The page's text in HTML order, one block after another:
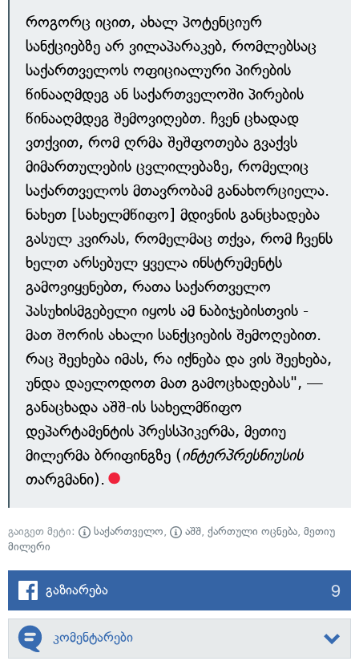
როგორც იცით, ახალ პოტენციურ
სანქციებზე არ ვილაპარაკებ, რომლებსაც
საქართველოს ოფიციალური პირების
წინააღმდეგ ან საქართველოში პირების
წინააღმდეგ შემოვიღებთ. ჩვენ ცხადად
ვთქვით, რომ ღრმა შეშფოთება გვაქვს
მიმართულების ცვლილებაზე, რომელიც
საქართველოს მთავრობამ განახორციელა.
ნახეთ [სახელმწიფო] მდივნის განცხადება
გასულ კვირას, რომელმაც თქვა, რომ ჩვენს
ხელთ არსებულ ყველა ინსტრუმენტს
გამოვიყენებთ, რათა საქართველო
პასუხისმგებელი იყოს ამ ნაბიჯებისთვის -
მათ შორის ახალი სანქციების შემოღებით.
რაც შეეხება იმას, რა იქნება და ვის შეეხება,
უნდა დაელოდოთ მათ გამოცხადებას", —
განაცხადა აშშ-ის სახელმწიფო
დეპარტამენტის პრესსპიკერმა, მეთიუ
მილერმა ბრიფინგზე (ინტერპრესნიუსის
თარგმანი).
გაიგეთ მეტი: საქართველო, აშშ, ქართული ოცნება, მეთიუ
მილერი
გაზიარება 9
კომენტარები